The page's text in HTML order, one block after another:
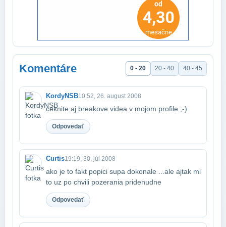
Komentáre 0 - 20 20 - 40 40 - 45
KordyNSB10:52, 26. august 2008
ceknite aj breakove videa v mojom profile ;-)
Odpovedať
Curtis19:19, 30. júl 2008
ako je to fakt popici supa dokonale ...ale ajtak mi
to uz po chvili pozerania pride​nudne
Odpovedať